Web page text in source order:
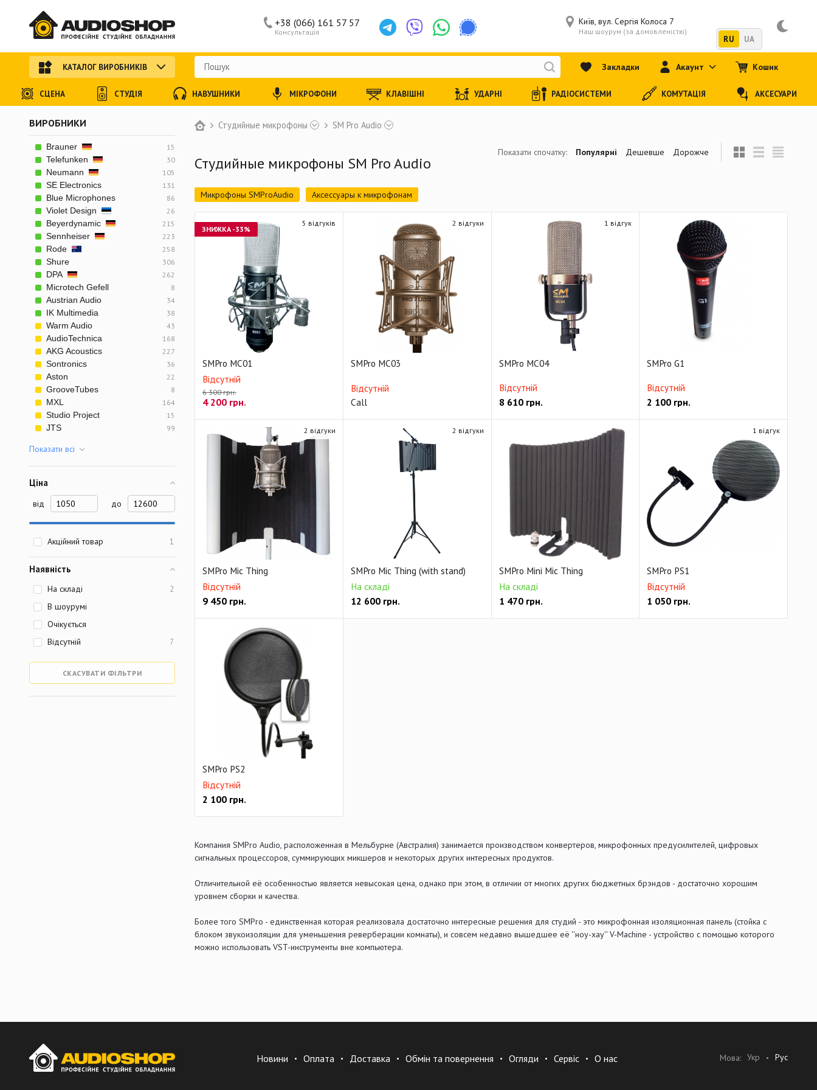
Студийные микрофоны SM Pro Audio
Студийные микрофоны SM Pro Audio
Микрофоны SMProAudio Аксессуары к микрофонам
SMPro MC01
Відсутній
6 300 грн.
4 200 грн.
5 відгуків
ЗНИЖКА -33%
SMPro MC03
Відсутній
Call
2 відгуки
SMPro MC04
Відсутній
8 610грн.
1 відгук
SMPro G1
Відсутній
2 100 грн.
SMPro Mic Thing
Відсутній
9 450 грн.
2 відгуки
SMPro Mic Thing (with stand)
На складі
12 600грн.
2 відгуки
SMPro Mini Mic Thing
На складі
1 470грн.
SMPro PS1
Відсутній
1 050 грн.
1 відгук
SMPro PS2
Відсутній
2 100 грн.
Показати спочатку: Популярні Дешевше Дорожче
Компания SMPro Audio, расположенная в Мельбурне (Австралия) занимается производством конвертеров, микрофонных предусилителей, цифровых
сигнальных процессоров, суммирующих микшеров и некоторых других интересных продуктов.
Отличительной её особенностью является невысокая цена, однако при этом, в отличии от многих других бюджетных брэндов - достаточно хорошим
уровнем сборки и качества.
Более того SMPro - единственная которая реализовала достаточно интересные решения для студий - это микрофонная изоляционная панель (стойка с
блоком звукоизоляции для уменьшения реверберации комнаты), и совсем недавно вышедшее её ''ноу-хау'' V-Machine - устройство с помощью которого
можно использовать VST-инструменты вне компьютера.
ВИРОБНИКИ
Brauner 15
Telefunken 30
Neumann 105
SE Electronics 131
Blue Microphones 86
Violet Design 26
Beyerdynamic 215
Sennheiser 223
Rode 258
Shure 306
DPA 262
Microtech Gefell 8
Austrian Audio 34
IK Multimedia 38
Warm Audio 43
AudioTechnica 168
AKG Acoustics 227
Sontronics 36
Aston 22
GrooveTubes 8
MXL 164
Studio Project 15
JTS 99
Показати всi
Ціна
від до
Акційний товар 1
Наявність
На складі 2
В шоурумі
Очікується
Відсутній
7
СКАСУВАТИ ФІЛЬТРИ
Консультація
+38 (066) 161 57 57 Київ, вул. Сергія Колоса 7
Наш шоурум (за домовленістю)
RU UA
КАТАЛОГ ВИРОБНИКІВ Закладки Акаунт Кошик
СЦЕНА СТУДІЯ НАВУШНИКИ МІКРОФОНИ КЛАВІШНІ УДАРНІ РАДІОСИСТЕМИ КОМУТАЦІЯ АКСЕСУАРИ
Новини Оплата Доставка Обмін та повернення Огляди Сервіс О нас Мова: Укр Рус